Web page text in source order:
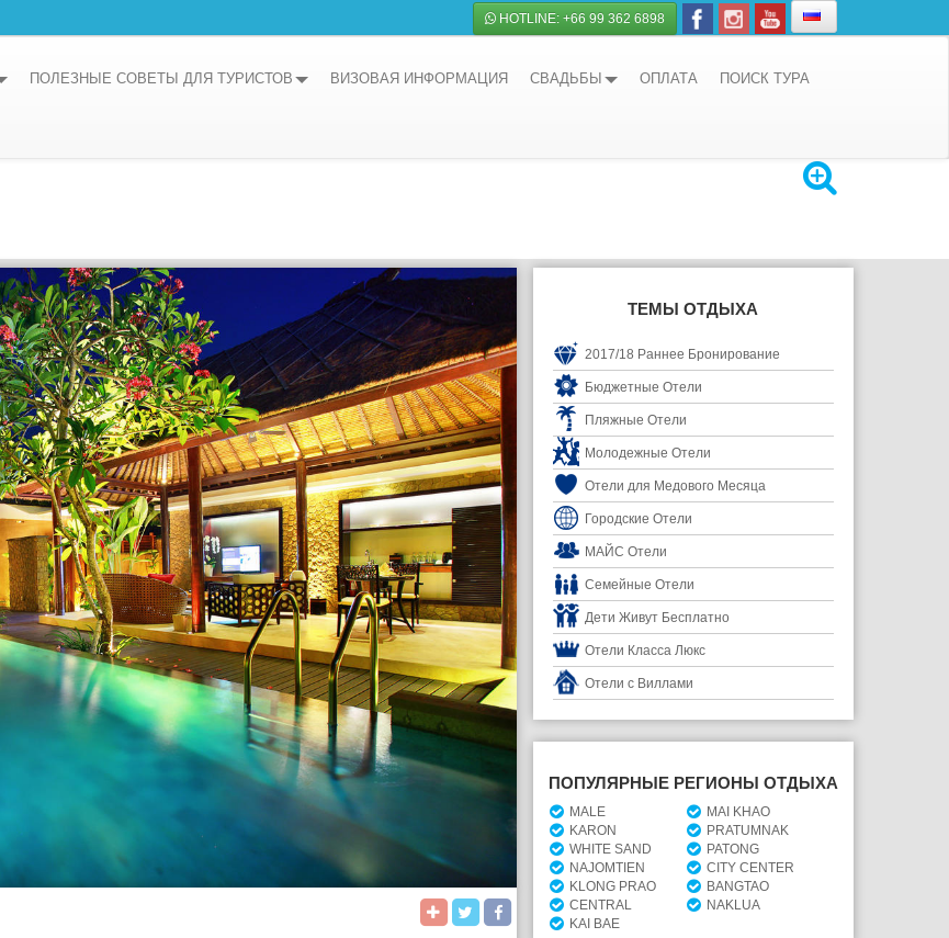
HOTLINE: +66 99 362 6898
ПОЛЕЗНЫЕ СОВЕТЫ ДЛЯ ТУРИСТОВ ВИЗОВАЯ ИНФОРМАЦИЯ СВАДЬБЫ ОПЛАТА ПОИСК ТУРА
ТЕМЫ ОТДЫХА
2017/18 Раннее Бронирование
Бюджетные Отели
Пляжные Отели
Молодежные Отели
Отели для Медового Месяца
Городские Отели
МАЙС Отели
Семейные Отели
Дети Живут Бесплатно
Отели Класса Люкс
Отели с Виллами
ПОПУЛЯРНЫЕ РЕГИОНЫ ОТДЫХА
MALE
MAI KHAO
KARON
PRATUMNAK
WHITE SAND
PATONG
NAJOMTIEN
CITY CENTER
KLONG PRAO
BANGTAO
CENTRAL
NAKLUA
KAI BAE